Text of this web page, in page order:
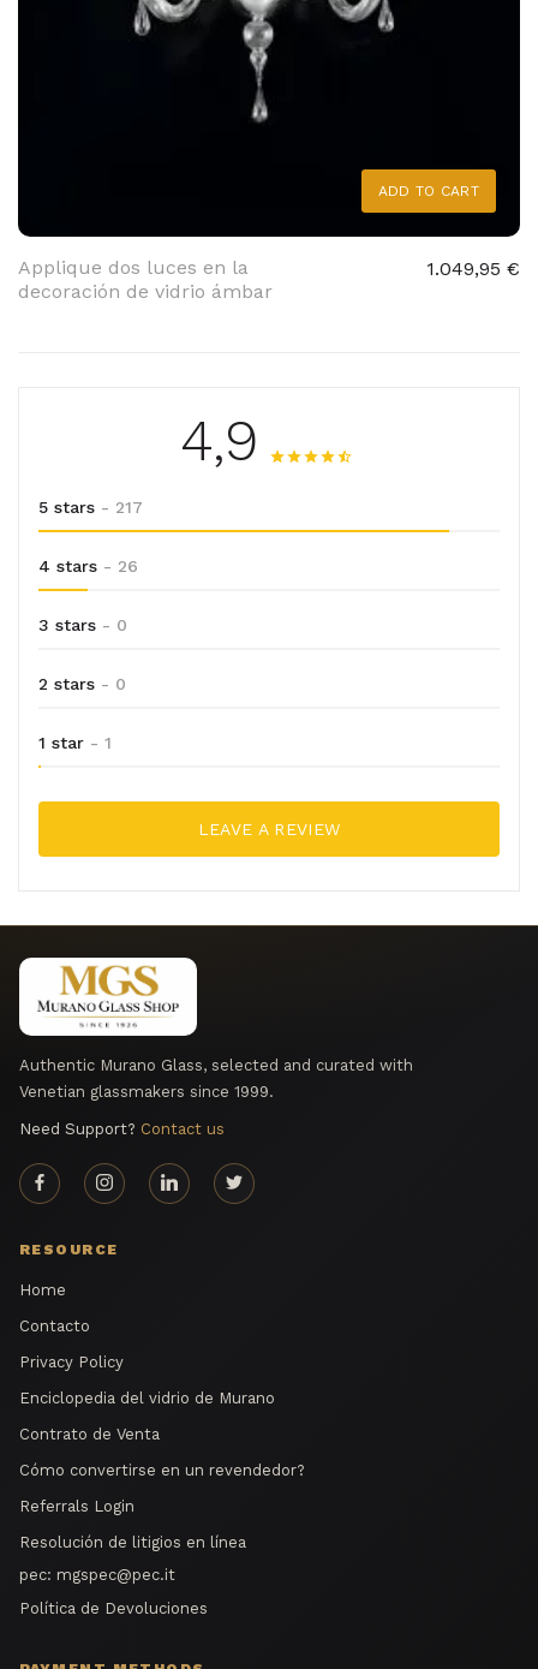
ADD TO CART
Applique dos luces en la
decoración de vidrio ámbar
1.049,95 €
4,9
5 stars - 217
4 stars - 26
3 stars - 0
2 stars - 0
1 star - 1
LEAVE A REVIEW
Authentic Murano Glass, selected and curated with
Venetian glassmakers since 1999.
Need Support? Contact us
RESOURCE
Home
Contacto
Privacy Policy
Enciclopedia del vidrio de Murano
Contrato de Venta
Cómo convertirse en un revendedor?
Referrals Login
Resolución de litigios en línea
pec: mgspec@pec.it
Política de Devoluciones